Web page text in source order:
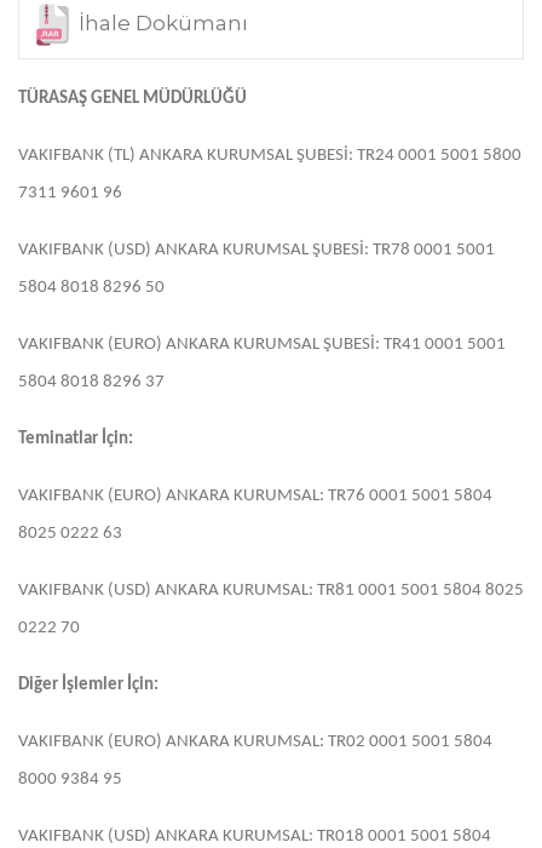
İhale Dokümanı
TÜRASAŞ GENEL MÜDÜRLÜĞÜ
VAKIFBANK (TL) ANKARA KURUMSAL ŞUBESİ: TR24 0001 5001 5800
7311 9601 96
VAKIFBANK (USD) ANKARA KURUMSAL ŞUBESİ: TR78 0001 5001
5804 8018 8296 50
VAKIFBANK (EURO) ANKARA KURUMSAL ŞUBESİ: TR41 0001 5001
5804 8018 8296 37
Teminatlar İçin:
VAKIFBANK (EURO) ANKARA KURUMSAL: TR76 0001 5001 5804
8025 0222 63
VAKIFBANK (USD) ANKARA KURUMSAL: TR81 0001 5001 5804 8025
0222 70
Diğer İşlemler İçin:
VAKIFBANK (EURO) ANKARA KURUMSAL: TR02 0001 5001 5804
8000 9384 95
VAKIFBANK (USD) ANKARA KURUMSAL: TR018 0001 5001 5804